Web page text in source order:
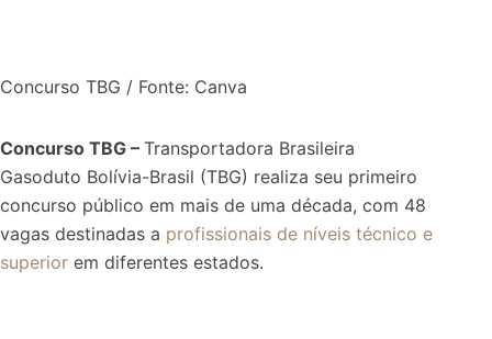
Concurso TBG / Fonte: Canva
Concurso TBG – Transportadora Brasileira
Gasoduto Bolívia-Brasil (TBG) realiza seu primeiro
concurso público em mais de uma década, com 48
vagas destinadas a profissionais de níveis técnico e
superior em diferentes estados.